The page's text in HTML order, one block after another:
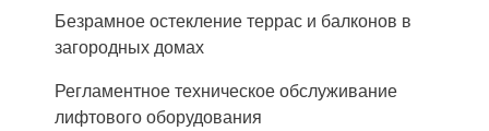
Безрамное остекление террас и балконов в
загородных домах
Регламентное техническое обслуживание
лифтового оборудования